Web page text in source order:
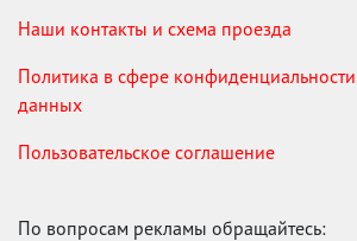
Наши контакты и схема проезда
Политика в сфере
данных
Пользовательское соглашение
По вопросам рекламы обращайтесь: